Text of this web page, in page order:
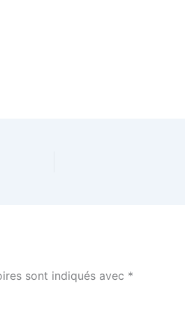
sont indiqués avec *